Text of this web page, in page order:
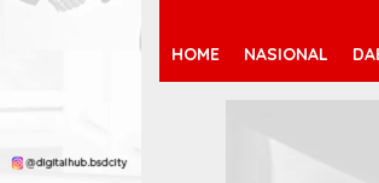
HOME NASIONAL